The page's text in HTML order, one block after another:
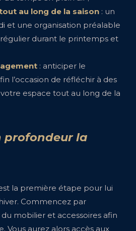
au long de la saison : un
et une organisation préalable
durant le printemps et
: anticiper le
l’occasion de réfléchir à des
espace tout au long de la
profondeur la
la première étape pour lui
Commencez par
du mobilier et accessoires afin
Vous aurez alors accès aux